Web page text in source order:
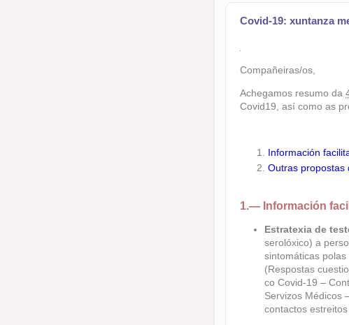
Covid-19: xuntanza
Compañeiras/os,
Achegamos resumo da
Covid19, así como as
Información
Outras propostas
1.— Información
Estratexia de
serolóxico) a
sintomáticas
(Respostas
co Covid-19 –
Servizos Médicos
contactos